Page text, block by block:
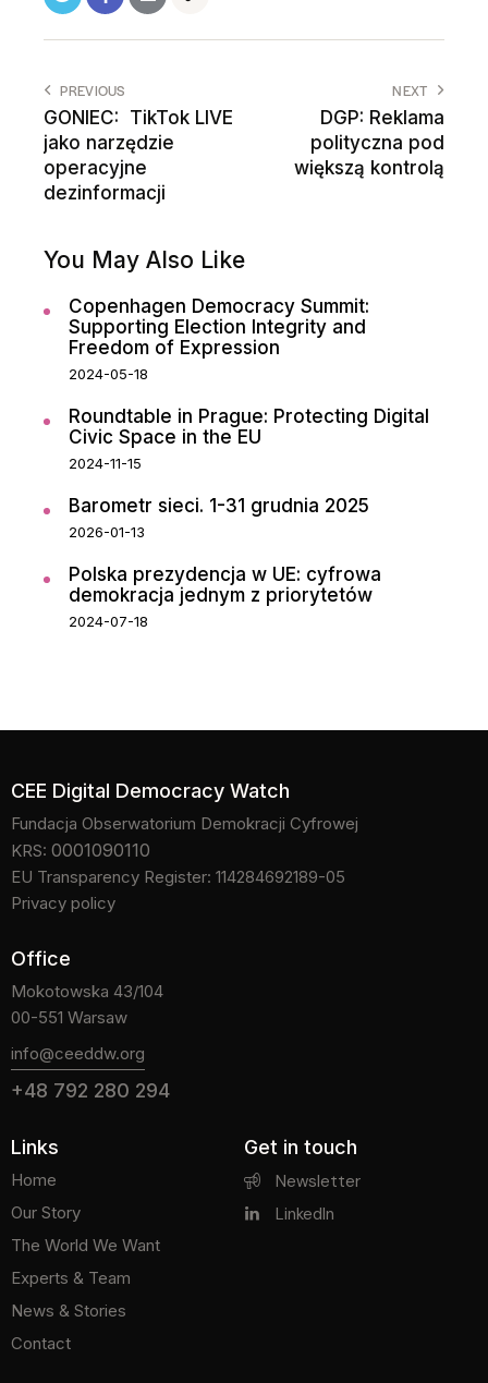
PREVIOUS
GONIEC: TikTok LIVE
jako narzędzie
operacyjne
dezinformacji
NEXT
DGP: Reklama
polityczna pod
większą kontrolą
You May Also Like
Copenhagen Democracy Summit:
Supporting Election Integrity and
Freedom of Expression
2024-05-18
Roundtable in Prague: Protecting Digital
Civic Space in the EU
2024-11-15
Barometr sieci. 1-31 grudnia 2025
2026-01-13
Polska prezydencja w UE: cyfrowa
demokracja jednym z priorytetów
2024-07-18
CEE Digital Democracy Watch
Fundacja Obserwatorium Demokracji Cyfrowej
KRS: 0001090110
EU Transparency Register: 114284692189-05
Privacy policy
Office
Mokotowska 43/104
00-551 Warsaw
info@ceeddw.org
+48 792 280 294
Links
Home
Our Story
The World We Want
Experts & Team
News & Stories
Contact
Get in touch
Newsletter
LinkedIn